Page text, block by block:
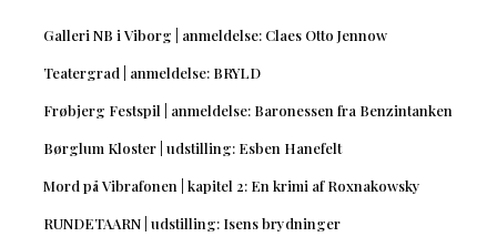
Galleri NB i Viborg | anmeldelse: Claes Otto Jennow
Teatergrad | anmeldelse: BRYLD
Frøbjerg Festspil | anmeldelse: Baronessen fra Benzintanken
Børglum Kloster | udstilling: Esben Hanefelt
Mord på Vibrafonen | kapitel 2: En krimi af Roxnakowsky
RUNDETAARN | udstilling: Isens brydninger